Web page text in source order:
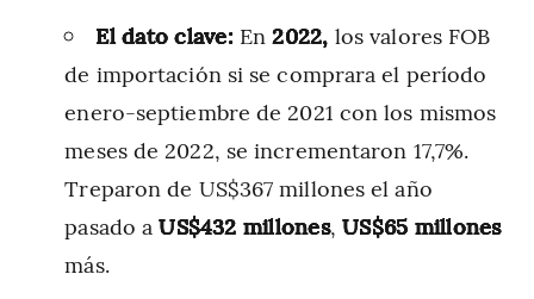
El dato clave: En 2022, los valores FOB
de importación si se comprara el período
enero-septiembre de 2021 con los mismos
meses de 2022, se incrementaron 17,7%.
Treparon de US$367 millones el año
pasado aUS$432 millones,US$65 millones
más.